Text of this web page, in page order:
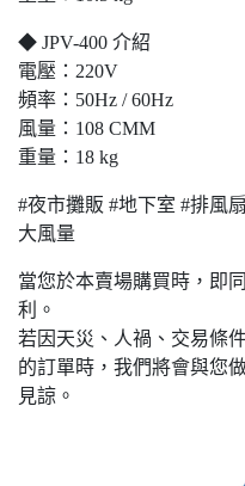
◆ JPV-400 介紹
電壓：220V
頻率：50Hz / 60Hz
風量：108 CMM
重量：18 kg
#夜市攤販 #地下室 #排風
大風量
當您於本賣場購買時，即
利。
若因天災、人禍、交易條
的訂單時，我們將會與您
見諒。